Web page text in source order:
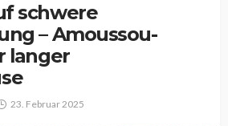
schwere
– Amoussou-
langer
23. Februar 2025